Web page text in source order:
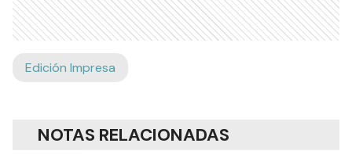
Edición Impresa
NOTAS RELACIONADAS